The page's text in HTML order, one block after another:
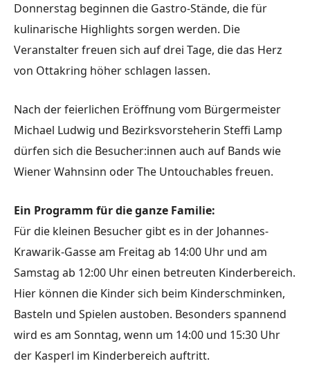
Donnerstag beginnen die Gastro-Stände, die für
kulinarische Highlights sorgen werden. Die
Veranstalter freuen sich auf drei Tage, die das Herz
von Ottakring höher schlagen lassen.
Nach der feierlichen Eröffnung vom Bürgermeister
Michael Ludwig und Bezirksvorsteherin Steffi Lamp
dürfen sich die Besucher:innen auch auf Bands wie
Wiener Wahnsinn oder The Untouchables freuen.
Ein Programm für die ganze Familie:
Für die kleinen Besucher gibt es in der Johannes-
Krawarik-Gasse am Freitag ab 14:00 Uhr und am
Samstag ab 12:00 Uhr einen betreuten Kinderbereich.
Hier können die Kinder sich beim Kinderschminken,
Basteln und Spielen austoben. Besonders spannend
wird es am Sonntag, wenn um 14:00 und 15:30 Uhr
der Kasperl im Kinderbereich auftritt.